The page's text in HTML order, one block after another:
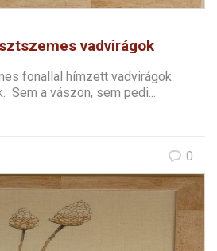
vadvirágok
fonallal hímzett vadvirágok
Sem a vászon, sem pedi...
0